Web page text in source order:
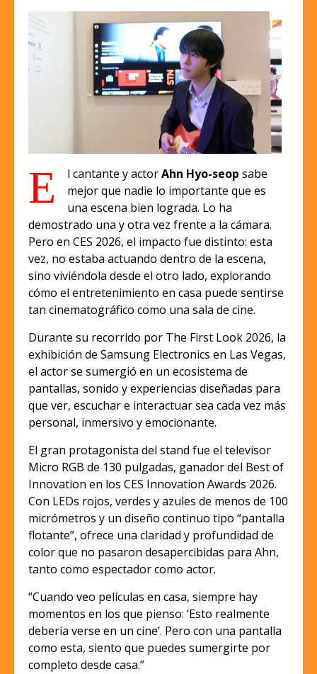
E l cantante y actorAhn Hyo-seop sabe
mejor que nadie lo importante que es
una escena bien lograda. Lo ha
demostrado una y otra vez frente a la cámara.
Pero en CES 2026, el impacto fue distinto: esta
vez, no estaba actuando dentro de la escena,
sino viviéndola desde el otro lado, explorando
cómo el entretenimiento en casa puede sentirse
tan cinematográfico como una sala de cine.
Durante su recorrido por The First Look 2026, la
exhibición de Samsung Electronics en Las Vegas,
el actor se sumergió en un ecosistema de
pantallas, sonido y experiencias diseñadas para
que ver, escuchar e interactuar sea cada vez más
personal, inmersivo y emocionante.
El gran protagonista del stand fue el televisor
Micro RGB de 130 pulgadas, ganador del Best of
Innovation en los CES Innovation Awards 2026.
Con LEDs rojos, verdes y azules de menos de 100
micrómetros y un diseño continuo tipo “pantalla
flotante”, ofrece una claridad y profundidad de
color que no pasaron desapercibidas para Ahn,
tanto como espectador como actor.
“Cuando veo películas en casa, siempre hay
momentos en los que pienso: ‘Esto realmente
debería verse en un cine’. Pero con una pantalla
como esta, siento que puedes sumergirte por
completo desde casa.”